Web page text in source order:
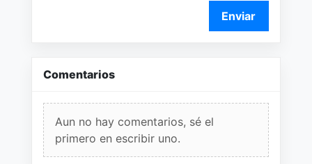
Enviar
Comentarios
Aun no hay comentarios, sé el
primero en escribir uno.